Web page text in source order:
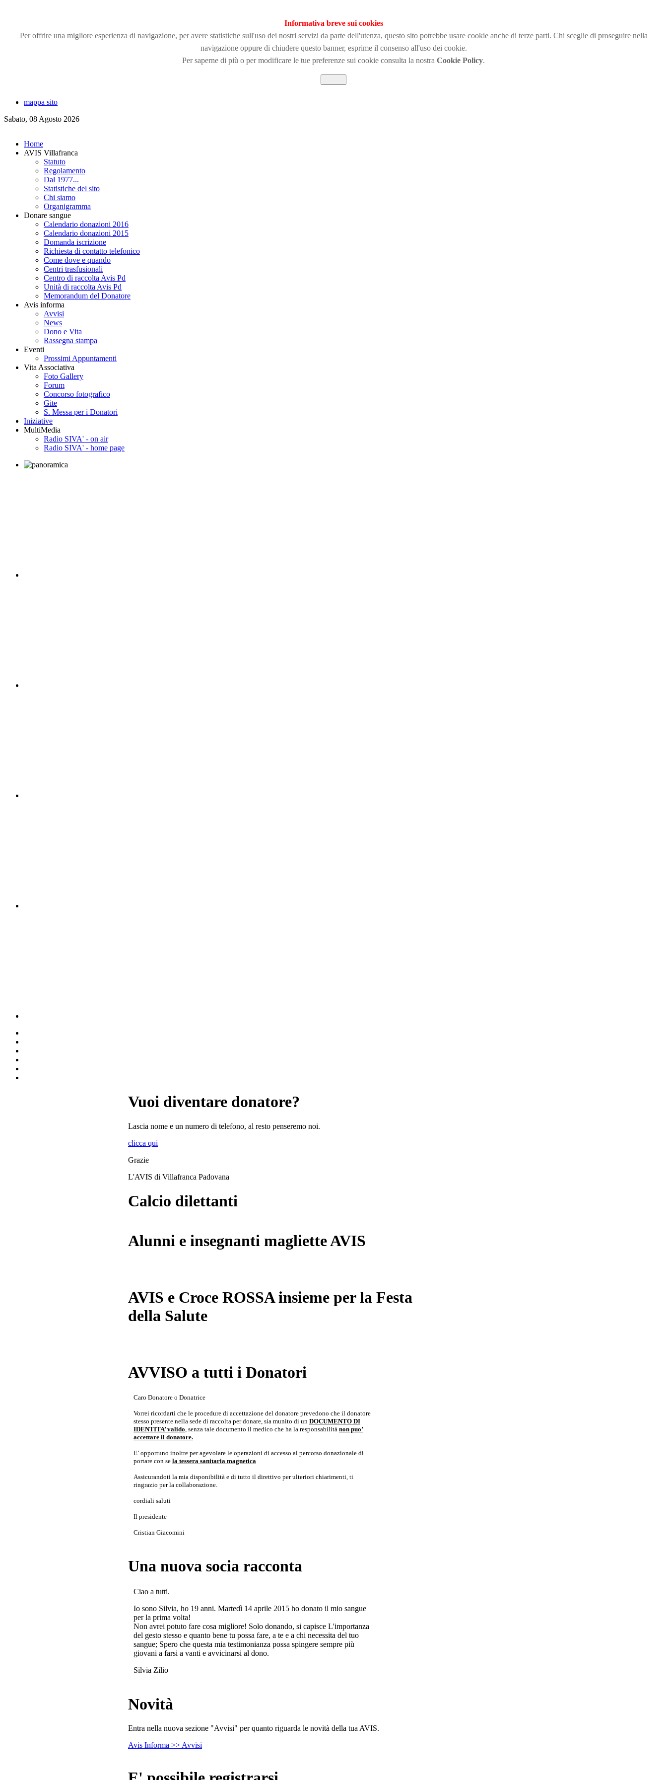
Informativa breve sui cookies
Per offrire una migliore esperienza di navigazione, per avere statistiche sull'uso dei nostri servizi da parte dell'utenza, questo sito potrebbe usare cookie anche di terze parti. Chi sceglie di proseguire nella
navigazione oppure di chiudere questo banner, esprime il consenso all'uso dei cookie.
Per saperne di più o per modificare le tue preferenze sui cookie consulta la nostra Cookie Policy.
mappa sito
Sabato, 08 Agosto 2026
Home
AVIS Villafranca
Statuto
Regolamento
Dal 1977...
Statistiche del sito
Chi siamo
Organigramma
Donare sangue
Calendario donazioni 2016
Calendario donazioni 2015
Domanda iscrizione
Richiesta di contatto telefonico
Come dove e quando
Centri trasfusionali
Centro di raccolta Avis Pd
Unità di raccolta Avis Pd
Memorandum del Donatore
Avis informa
Avvisi
News
Dono e Vita
Rassegna stampa
Eventi
Prossimi Appuntamenti
Vita Associativa
Foto Gallery
Forum
Concorso fotografico
Gite
S. Messa per i Donatori
Iniziative
MultiMedia
Radio SIVA' - on air
Radio SIVA' - home page
Vuoi diventare donatore?
Lascia nome e un numero di telefono, al resto penseremo noi.
clicca qui
Grazie
L'AVIS di Villafranca Padovana
Calcio dilettanti
Alunni e insegnanti magliette AVIS
AVIS e Croce ROSSA insieme per la Festa
della Salute
AVVISO a tutti i Donatori
Caro Donatore o Donatrice
Vorrei ricordarti che le procedure di accettazione del donatore prevedono che il donatore
stesso presente nella sede di raccolta per donare, sia munito di un DOCUMENTO DI
IDENTITA’ valido, senza tale documento il medico che ha la responsabilità non puo’
accettare il donatore.
E’ opportuno inoltre per agevolare le operazioni di accesso al percorso donazionale di
portare con se la tessera sanitaria magnetica
Assicurandoti la mia disponibilità e di tutto il direttivo per ulteriori chiarimenti, ti
ringrazio per la collaborazione.
cordiali saluti
Il presidente
Cristian Giacomini
Una nuova socia racconta
Ciao a tutti.
Io sono Silvia, ho 19 anni. Martedì 14 aprile 2015 ho donato il mio sangue
per la prima volta!
Non avrei potuto fare cosa migliore! Solo donando, si capisce L'importanza
del gesto stesso e quanto bene tu possa fare, a te e a chi necessita del tuo
sangue; Spero che questa mia testimonianza possa spingere sempre più
giovani a farsi a vanti e avvicinarsi al dono.
Silvia Zilio
Novità
Entra nella nuova sezione "Avvisi" per quanto riguarda le novità della tua AVIS.
Avis Informa >> Avvisi